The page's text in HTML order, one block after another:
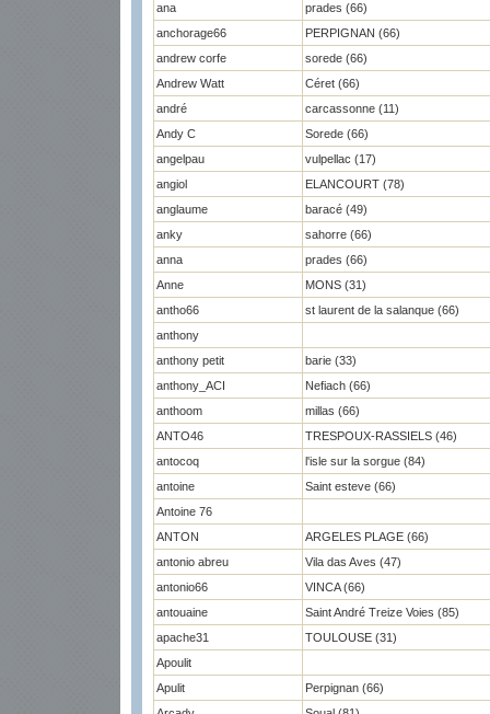
ana
prades (66)
anchorage66
PERPIGNAN (66)
andrew corfe
sorede (66)
Andrew Watt
Céret (66)
andré
carcassonne (11)
Andy C
Sorede (66)
angelpau
vulpellac (17)
angiol
ELANCOURT (78)
anglaume
baracé (49)
anky
sahorre (66)
anna
prades (66)
Anne
MONS (31)
antho66
st laurent de la salanque (66)
anthony
anthony petit
barie (33)
anthony_ACI
Nefiach (66)
anthoom
millas (66)
ANTO46
TRESPOUX-RASSIELS (46)
antocoq
l'isle sur la sorgue (84)
antoine
Saint esteve (66)
Antoine 76
ANTON
ARGELES PLAGE (66)
antonio abreu
Vila das Aves (47)
antonio66
VINCA (66)
antouaine
Saint André Treize Voies (85)
apache31
TOULOUSE (31)
Apoulit
Apulit
Perpignan (66)